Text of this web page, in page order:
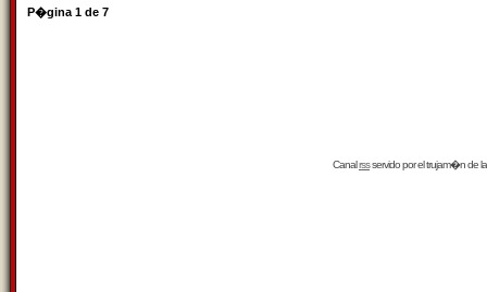
P�gina 1 de 7
Canalrssservido por eltrujam�nde